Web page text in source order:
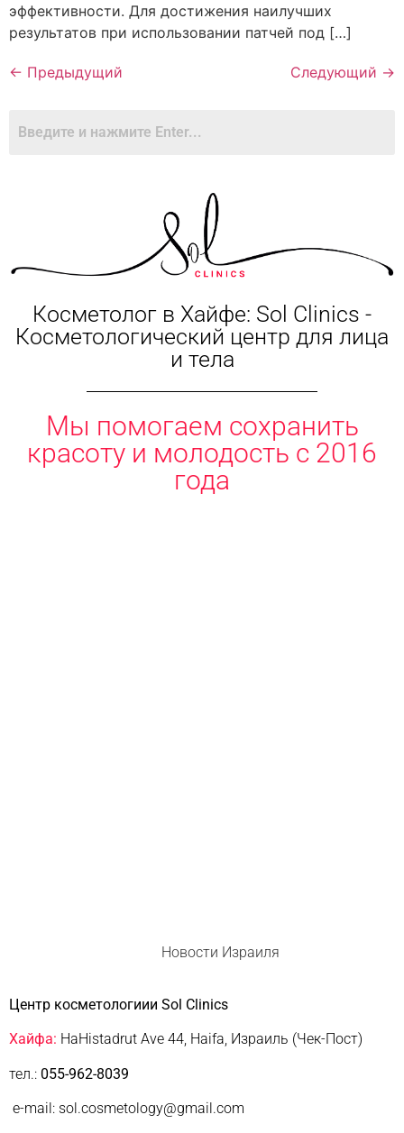
эффективности. Для достижения наилучших
результатов при использовании патчей под […]
← Предыдущий Следующий →
Косметолог в Хайфе: Sol Clinics -
Косметологический центр для лица
и тела
Мы помогаем сохранить
красоту и молодость с 2016
года
Новости Израиля
Центр косметологиии Sol Clinics
Хайфа: HaHistadrut Ave 44, Haifa, Израиль (Чек-Пост)
тел.: 055-962-8039
e-mail: sol.cosmetology@gmail.com